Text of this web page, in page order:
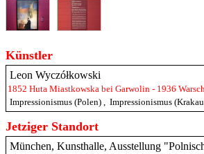
Künstler
Leon Wyczółkowski
1852 Huta Miastkowska bei Garwolin - 1936
Impressionismus (Polen) , Impressionismus
Jetziger Standort
München, Kunsthalle, Ausstellung